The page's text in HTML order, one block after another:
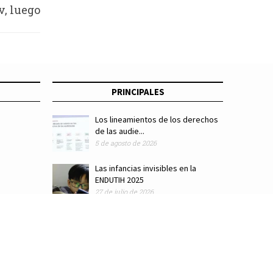
luego
PRINCIPALES
Los lineamientos de los derechos
de las audie...
5 de agosto de 2026
Las infancias invisibles en la
ENDUTIH 2025
27 de julio de 2026